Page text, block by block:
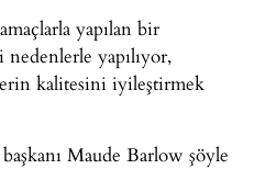
yapılan bir
yapılıyor,
kalitesini iyileştirmek
başkanı Maude Barlow şöyle